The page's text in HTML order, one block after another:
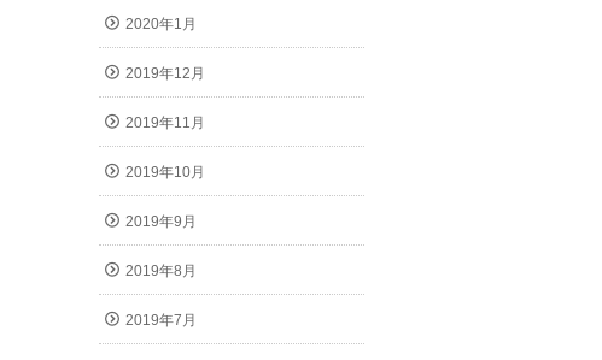
2020年1月
2019年12月
2019年11月
2019年10月
2019年9月
2019年8月
2019年7月